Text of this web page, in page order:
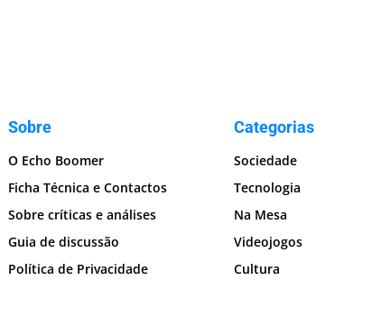
Sobre
O Echo Boomer
Ficha Técnica e Contactos
Sobre críticas e análises
Guia de discussão
Política de Privacidade
Categorias
Sociedade
Tecnologia
Na Mesa
Videojogos
Cultura